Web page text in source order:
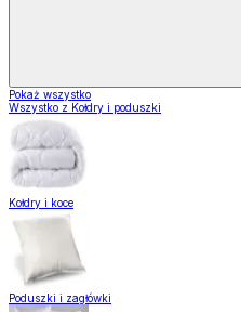
Pokaż wszystko
Wszystko z Kołdry i poduszki
Kołdry i koce
Poduszki i zagłówki